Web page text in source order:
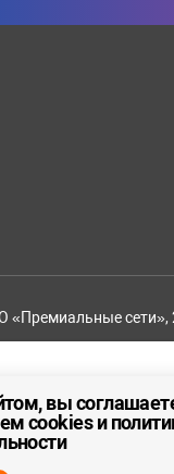
«Премиальные сети»,
вы
cookies и